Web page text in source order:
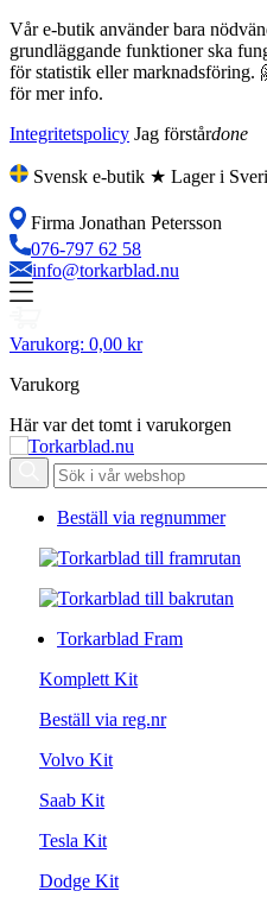
Vår e-butik använder bara
grundläggande funktioner ska
för statistik eller marknadsföring.
för mer info.
Integritetspolicy Jag förstårdone
Svensk e-butik ★ Lager i
Firma Jonathan Petersson
076-797 62 58
info@torkarblad.nu
Varukorg: 0,00 kr
Varukorg
Här var det tomt i varukorgen
Beställ via regnummer
Torkarblad Fram
Komplett Kit
Beställ via reg.nr
Volvo Kit
Saab Kit
Tesla Kit
Dodge Kit